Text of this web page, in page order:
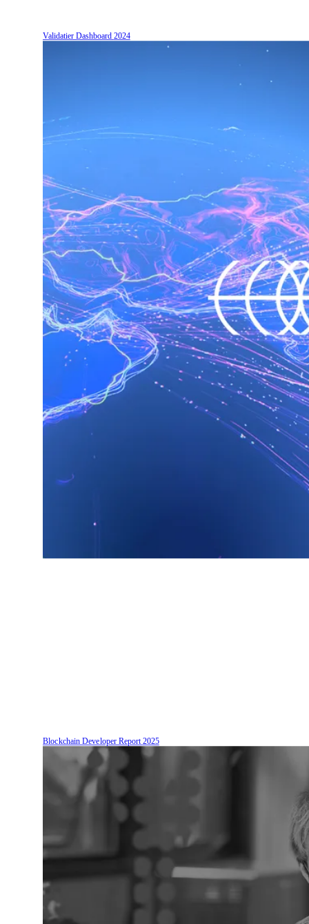
Validatier Dashboard 2024
Blockchain Developer Report 2025